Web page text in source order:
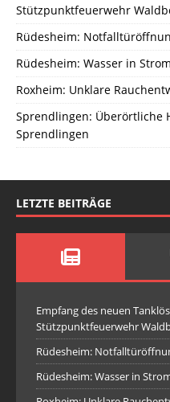
Stützpunktfeuerwehr
Rüdesheim:
Rüdesheim: Wasser in
Roxheim: Unklare
Sprendlingen: Überörtliche
Sprendlingen
LETZTE BEITRÄGE
Empfang des neuen
Stützpunktfeuerwehr
Rüdesheim:
Rüdesheim: Wasser in